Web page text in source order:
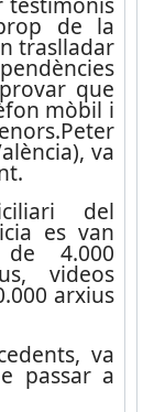
de la
traslladar
que
mòbil i
va
del
es van
4.000
videos
arxius
va
passar a